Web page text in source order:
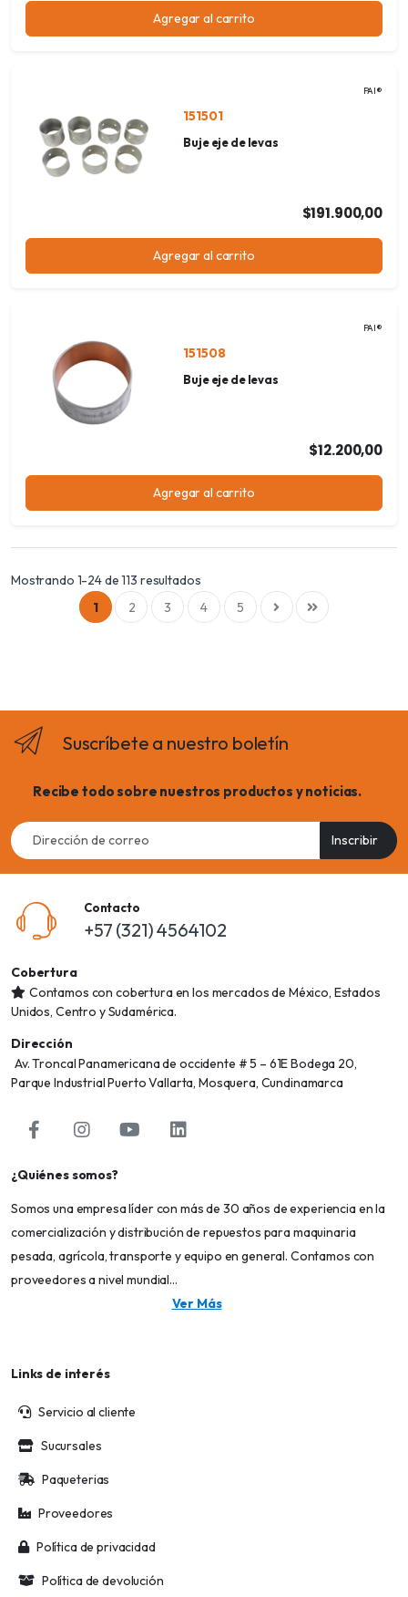
Agregar al carrito
PAI®
151501
Buje eje de levas
$191.900,00
Agregar al carrito
PAI®
151508
Buje eje de levas
$12.200,00
Agregar al carrito
Mostrando 1-24 de 113 resultados
1
2 3 4 5
Suscríbete a nuestro boletín
Recibe todo sobre nuestros productos y noticias.
Email
address
Inscribir
Contacto
+57 (321) 4564102
Cobertura
Contamos con cobertura en los mercados de México, Estados
Unidos, Centro y Sudamérica.
Dirección
Av. Troncal Panamericana de occidente # 5 – 61E Bodega 20,
Parque Industrial Puerto Vallarta, Mosquera, Cundinamarca
¿Quiénes somos?
Somos una empresa líder con más de 30 años de experiencia en la
comercialización y distribución de repuestos para maquinaria
pesada, agrícola, transporte y equipo en general. Contamos con
proveedores a nivel mundial...
Ver Más
Links de interés
Servicio al cliente
Sucursales
Paqueterias
Proveedores
Política de privacidad
Política de devolución